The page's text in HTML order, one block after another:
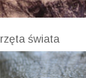
świata